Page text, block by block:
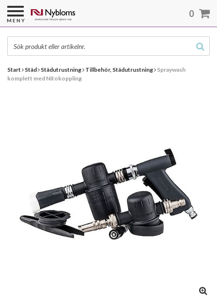
Start Städ Städutrustning Tillbehör, Städutrustning Spraywash
komplett med Nitokoppling
MENY
0